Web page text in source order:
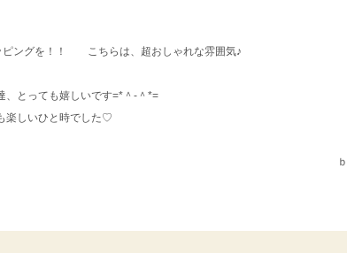
ピングを！！ こちらは、超おしゃれな雰囲気♪
、とっても嬉しいです=*＾-＾*=
楽しいひと時でした♡